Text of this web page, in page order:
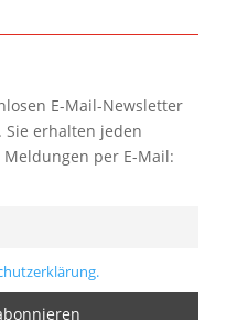
E-Mail-Newsletter
erhalten jeden
per E-Mail: